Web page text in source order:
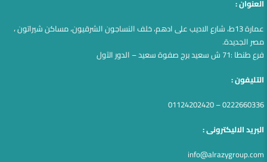
العنوان :
عمارة 13ط، شارع الاديب على ادهم، خلف النساجون الشرقيون، مساكن شيراتون ،
مصر الجديدة.
فرع طنطا :71 ش سعيد برج صفوة سعيد – الدور الآول
التليفون :
0222660336 – 01124202420
البريد الاليكترونى :
info@alrazygroup.com